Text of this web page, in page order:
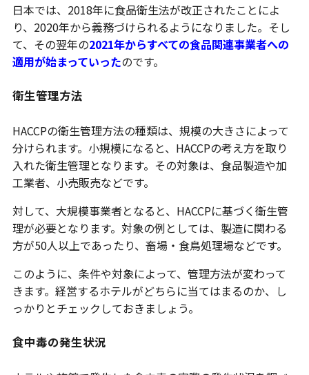
日本では、2018年に食品衛生法が改正されたことによ
り、2020年から義務づけられるようになりました。そし
て、その翌年の2021年からすべての食品関連事業者への
適用が始まっていったのです。
衛生管理方法
HACCPの衛生管理方法の種類は、規模の大きさによって
分けられます。小規模になると、HACCPの考え方を取り
入れた衛生管理となります。その対象は、食品製造や加
工業者、小売販売などです。
対して、大規模事業者となると、HACCPに基づく衛生管
理が必要となります。対象の例としては、製造に関わる
方が50人以上であったり、畜場・食鳥処理場などです。
このように、条件や対象によって、管理方法が変わって
きます。経営するホテルがどちらに当てはまるのか、し
っかりとチェックしておきましょう。
食中毒の発生状況